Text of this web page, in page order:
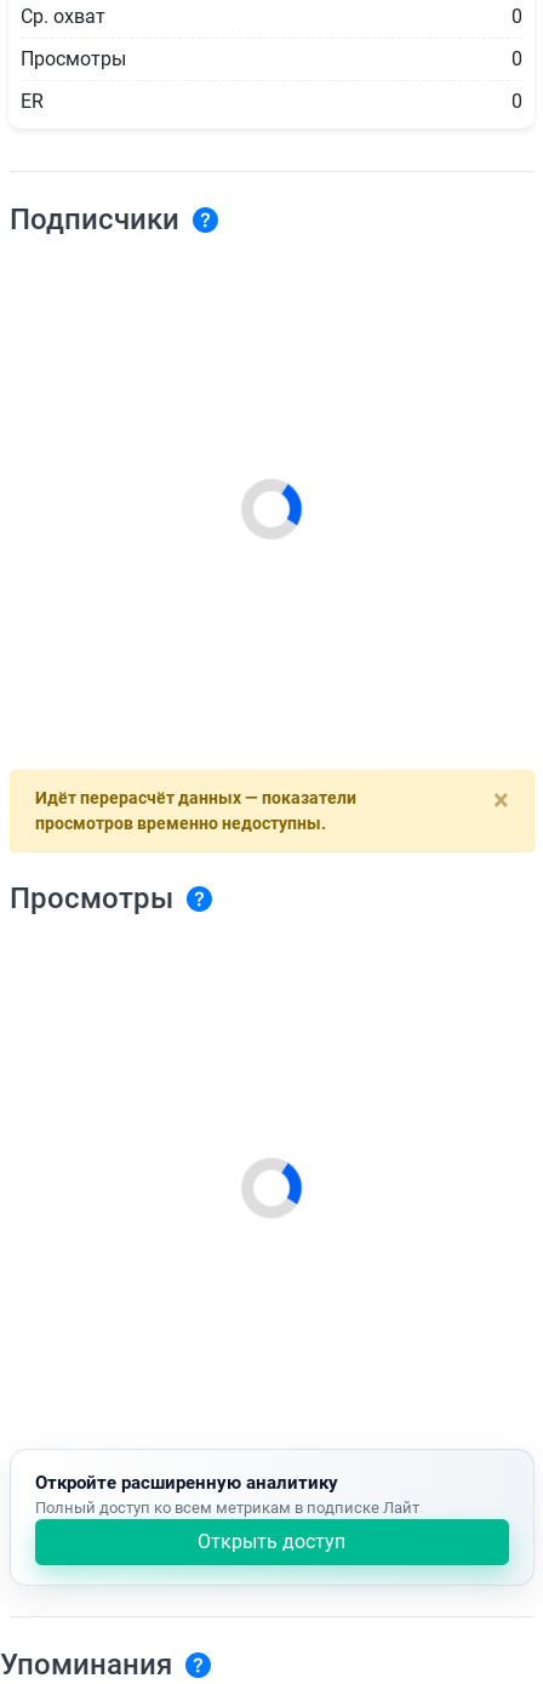
Ср. охват
0
Просмотры
0
ER
0
Подписчики
×
Идёт перерасчёт данных — показатели
просмотров временно недоступны.
Просмотры
Откройте расширенную аналитику
Полный доступ ко всем метрикам в подписке Лайт
Открыть доступ
Упоминания